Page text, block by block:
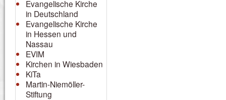
Evangelische Kirche
in Deutschland
Evangelische Kirche
in Hessen und
Nassau
EVIM
Kirchen in Wiesbaden
KiTa
Martin-Niemöller-
Stiftung